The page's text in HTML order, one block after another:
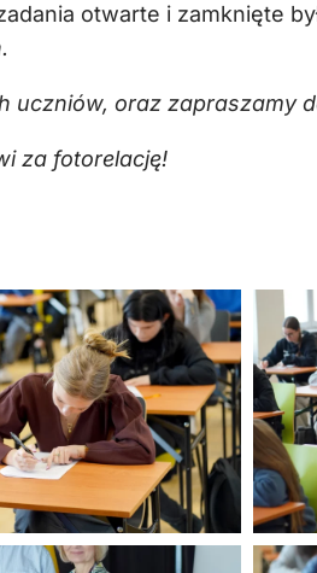
otwarte i zamknięte
oraz zapraszamy
za fotorelację!